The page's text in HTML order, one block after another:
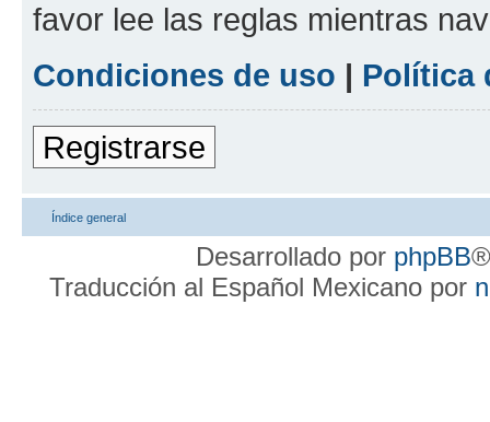
favor lee las reglas mientras
Condiciones de uso | Política
Registrarse
Índice general
Desarrollado por phpBB
Traducción al Español Mexicano por